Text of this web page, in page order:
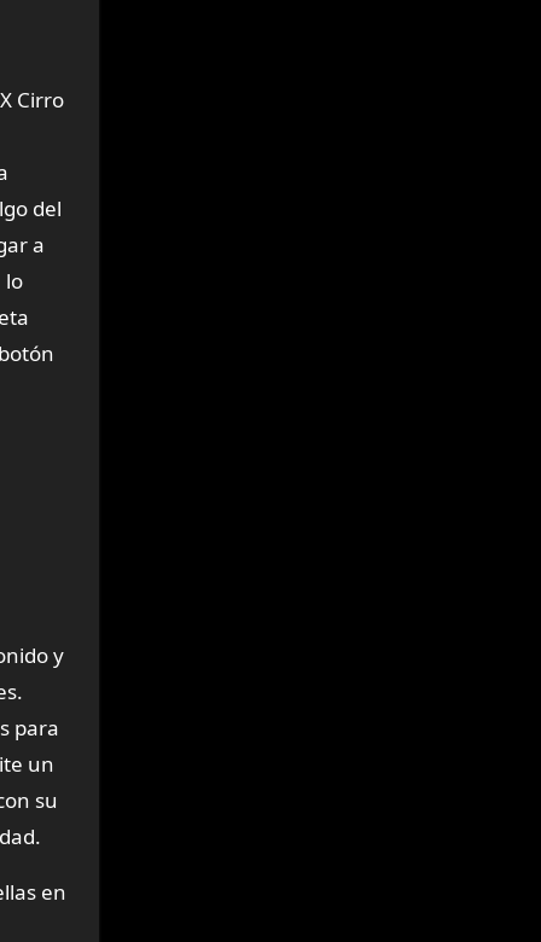
Cirro
del
a
lo
y
para
un
su
en